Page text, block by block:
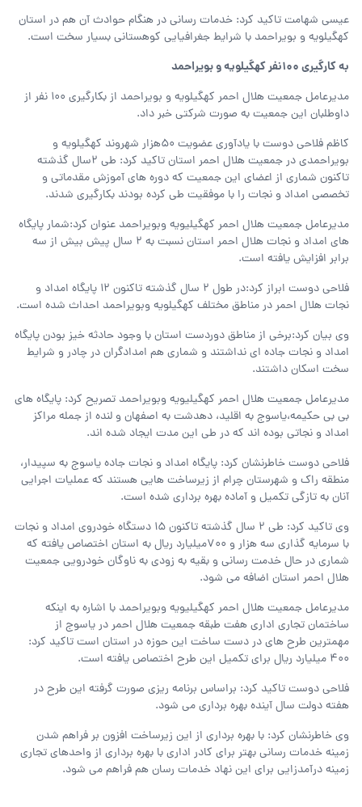
عیسی شهامت تاکید کرد: خدمات رسانی در هنگام حوادث آن هم در استان
کهگیلویه و بویراحمد با شرایط جغرافیایی کوهستانی بسیار سخت است.
به کارگیری 100نفر کهگیلویه و بویراحمد
مدیرعامل جمعیت هلال احمر کهگیلویه و بویراحمد از بکارگیری 100 نفر از
داوطلبان این جمعیت به صورت شرکتی خبر داد.
کاظم فلاحی دوست با یادآوری عضویت 50هزار شهروند کهگیلویه و
بویراحمدی در جمعیت هلال احمر استان تاکید کرد: طی 2سال گذشته
تاکنون شماری از اعضای این جمعیت که دوره های آموزش مقدماتی و
تخصصی امداد و نجات را با موفقیت طی کرده بودند بکارگیری شدند.
مدیرعامل جمعیت هلال احمر کهگیلیویه وبویراحمد عنوان کرد:شمار پایگاه
های امداد و نجات هلال احمر استان نسبت به 2 سال پیش بیش از سه
برابر افزایش یافته است.
فلاحی دوست ابراز کرد:در طول 2 سال گذشته تاکنون 12 پایگاه امداد و
نجات هلال احمر در مناطق مختلف کهگیلویه وبویراحمد احداث شده است.
وی بیان کرد:برخی از مناطق دوردست استان با وجود حادثه خیز بودن پایگاه
امداد و نجات جاده ای نداشتند و شماری هم امدادگران در چادر و شرایط
سخت اسکان داشتند.
مدیرعامل جمعیت هلال احمر کهگیلیویه وبویراحمد تصریح کرد: پایگاه های
بی بی حکیمه،یاسوج به اقلید، دهدشت به اصفهان و لنده از جمله مراکز
امداد و نجاتی بوده اند که در طی این مدت ایجاد شده اند.
فلاحی دوست خاطرنشان کرد: پایگاه امداد و نجات جاده یاسوج به سپیدار،
منطقه راک و شهرستان چرام از زیرساخت هایی هستند که عملیات اجرایی
آنان به تازگی تکمیل و آماده بهره برداری شده است.
وی تاکید کرد: طی 2 سال گذشته تاکنون 15 دستگاه خودروی امداد و نجات
با سرمایه گذاری سه هزار و 700میلیارد ریال به استان اختصاص یافته که
شماری در حال خدمت رسانی و بقیه به زودی به ناوگان خودرویی جمعیت
هلال احمر استان اضافه می شود.
مدیرعامل جمعیت هلال احمر کهگیلیویه وبویراحمد با اشاره به اینکه
ساختمان تجاری اداری هفت طبقه جمعیت هلال احمر در یاسوج از
مهمترین طرح های در دست ساخت این حوزه در استان است تاکید کرد:
400 میلیارد ریال برای تکمیل این طرح اختصاص یافته است.
فلاحی دوست تاکید کرد: براساس برنامه ریزی صورت گرفته این طرح در
هفته دولت سال آینده بهره برداری می شود.
وی خاطرنشان کرد: با بهره برداری از این زیرساخت افزون بر فراهم شدن
زمینه خدمات رسانی بهتر برای کادر اداری با بهره برداری از واحدهای تجاری
زمینه درآمدزایی برای این نهاد خدمات رسان هم فراهم می شود.